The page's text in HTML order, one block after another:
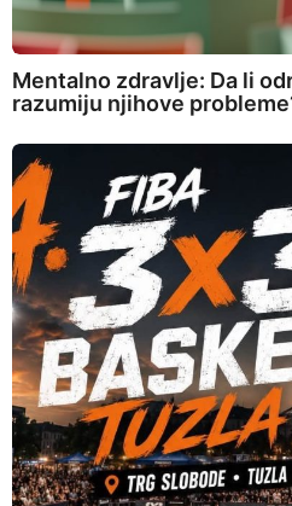
Mentalno zdravlje: Da li
razumiju njihove